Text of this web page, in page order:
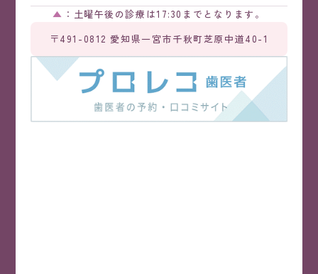
▲ ：土曜午後の診療は17:30までとなります。
〒491-0812 愛知県一宮市千秋町芝原中道40-1